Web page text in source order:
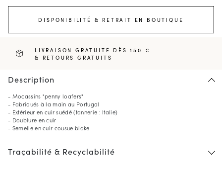
DISPONIBILITÉ & RETRAIT EN BOUTIQUE
LIVRAISON GRATUITE DÈS 150 €
& RETOURS GRATUITS
Description
- Mocassins "penny loafers"
- Fabriqués à la main au Portugal
- Extérieur en cuir suédé (tannerie : Italie)
- Doublure en cuir
- Semelle en cuir cousue blake
Traçabilité & Recyclabilité